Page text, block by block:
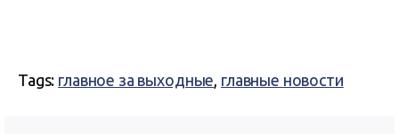
Tags: главное за выходные, главные новости